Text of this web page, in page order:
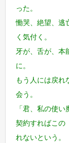
った。
慟哭、絶望、逃
く気付く。
牙が、舌が、本
に。
もう人には戻れ
会う。
「君、私の使い
契約すればこの
れないという。